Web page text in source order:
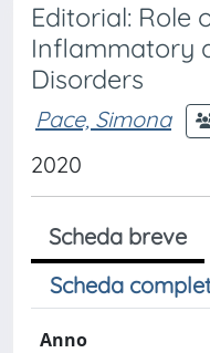
Editorial: Role
Inflammatory
Disorders
Pace, Simona
2020
Scheda breve
Scheda
Anno